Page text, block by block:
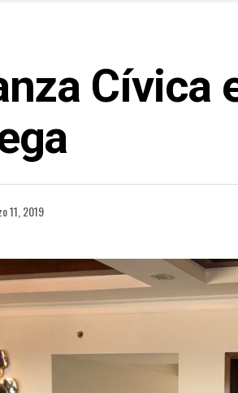
Cívica
11, 2019